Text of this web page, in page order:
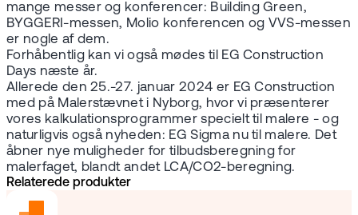
mange messer og konferencer: Building Green,
BYGGERI-messen, Molio konferencen og VVS-messen
er nogle af dem.
Forhåbentlig kan vi også mødes til EG Construction
Days næste år.
Allerede den 25.-27. januar 2024 er EG Construction
med på Malerstævnet i Nyborg, hvor vi præsenterer
vores kalkulationsprogrammer specielt til malere - og
naturligvis også nyheden: EG Sigma nu til malere. Det
åbner nye muligheder for tilbudsberegning for
malerfaget, blandt andet LCA/CO2-beregning.
Relaterede produkter